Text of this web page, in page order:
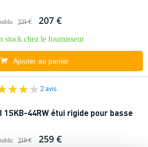
331 € 207 €
stock chez le fournisseur
Ajouter au panier
2 avis
1SKB-44RW étui rigide pour basse
310 € 259 €